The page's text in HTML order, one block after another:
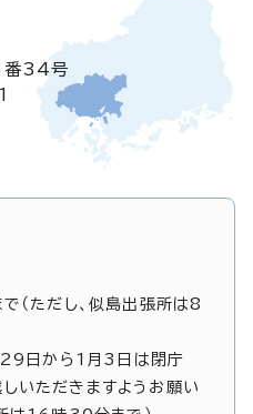
番34号
ただし、似島出張所は8
29日から1月3日は閉庁
いただきますようお願い